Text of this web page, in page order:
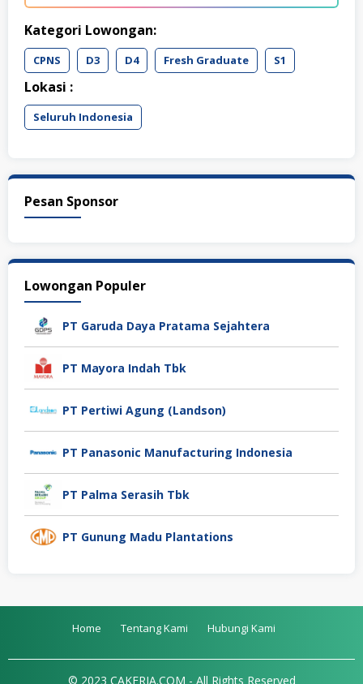
Kategori Lowongan:
CPNS D3 D4 Fresh Graduate S1
Lokasi :
Seluruh Indonesia
Pesan Sponsor
Lowongan Populer
PT Garuda Daya Pratama Sejahtera
PT Mayora Indah Tbk
PT Pertiwi Agung (Landson)
PT Panasonic Manufacturing Indonesia
PT Palma Serasih Tbk
PT Gunung Madu Plantations
Home Tentang Kami Hubungi Kami
© 2023 CAKERJA.COM - All Rights Reserved